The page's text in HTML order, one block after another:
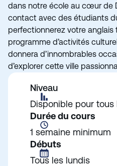
dans notre école au cœur de
contact avec des étudiants
perfectionnerez votre anglais
programme d’activités
donnera d’innombrables
d’explorer cette ville
Niveau
Disponible pour tous
Durée du cours
1 semaine minimum
Débuts
Tous les lundis